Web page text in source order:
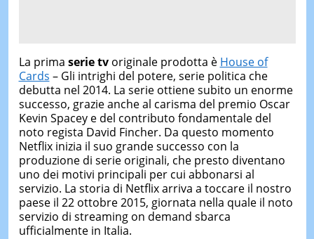
La prima serie tvoriginale prodotta è House of
Cards – Gli intrighi del potere, serie politica che
debutta nel 2014. La serie ottiene subito un enorme
successo, grazie anche al carisma del premio Oscar
Kevin Spacey e del contributo fondamentale del
noto regista David Fincher. Da questo momento
Netflix inizia il suo grande successo con la
produzione di serie originali, che presto diventano
uno dei motivi principali per cui abbonarsi al
servizio. La storia di Netflix arriva a toccare il nostro
paese il 22 ottobre 2015, giornata nella quale il noto
servizio di streaming on demand sbarca
ufficialmente in Italia.